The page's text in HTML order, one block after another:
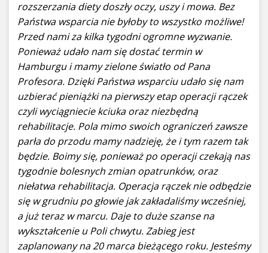
rozszerzania diety doszły oczy, uszy i mowa. Bez
Państwa wsparcia nie byłoby to wszystko możliwe!
Przed nami za kilka tygodni ogromne wyzwanie.
Ponieważ udało nam się dostać termin w
Hamburgu i mamy zielone światło od Pana
Profesora. Dzięki Państwa wsparciu udało się nam
uzbierać pieniążki na pierwszy etap operacji rączek
czyli wyciągniecie kciuka oraz niezbędną
rehabilitacje. Pola mimo swoich ograniczeń zawsze
parła do przodu mamy nadzieję, że i tym razem tak
będzie. Boimy się, ponieważ po operacji czekają nas
tygodnie bolesnych zmian opatrunków, oraz
niełatwa rehabilitacja. Operacja rączek nie odbędzie
się w grudniu po głowie jak zakładaliśmy wcześniej,
a już teraz w marcu. Daje to duże szanse na
wykształcenie u Poli chwytu. Zabieg jest
zaplanowany na 20 marca bieżącego roku. Jesteśmy